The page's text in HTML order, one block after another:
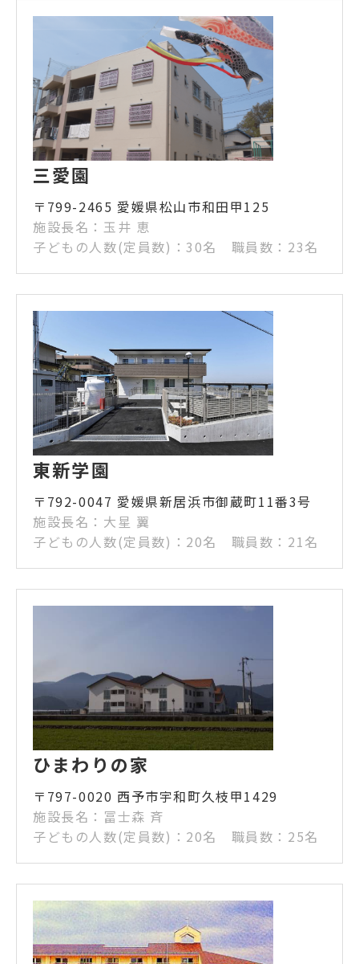
三愛園
〒799-2465 愛媛県松山市和田甲125
施設長名：玉井 恵
子どもの人数(定員数)：30名 職員数：23名
東新学園
〒792-0047 愛媛県新居浜市御蔵町11番3号
施設長名：大星 翼
子どもの人数(定員数)：20名 職員数：21名
ひまわりの家
〒797-0020 西予市宇和町久枝甲1429
施設長名：冨士森 斉
子どもの人数(定員数)：20名 職員数：25名